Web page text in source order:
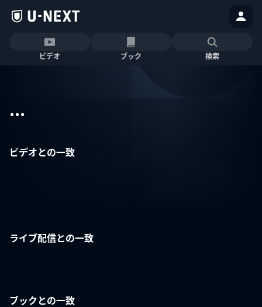
ビデオ ブック 検索
...
ビデオとの一致
ライブ配信との一致
ブックとの一致